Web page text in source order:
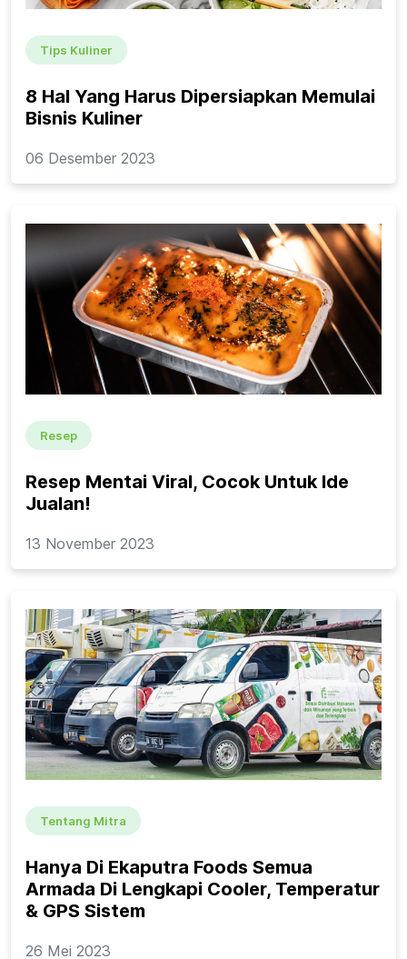
Tips Kuliner
8 Hal Yang Harus Dipersiapkan Memulai
Bisnis Kuliner
06 Desember 2023
Resep
Resep Mentai Viral, Cocok Untuk Ide
Jualan!
13 November 2023
Tentang Mitra
Hanya Di Ekaputra Foods Semua
Armada Di Lengkapi Cooler, Temperatur
& GPS Sistem
26 Mei 2023